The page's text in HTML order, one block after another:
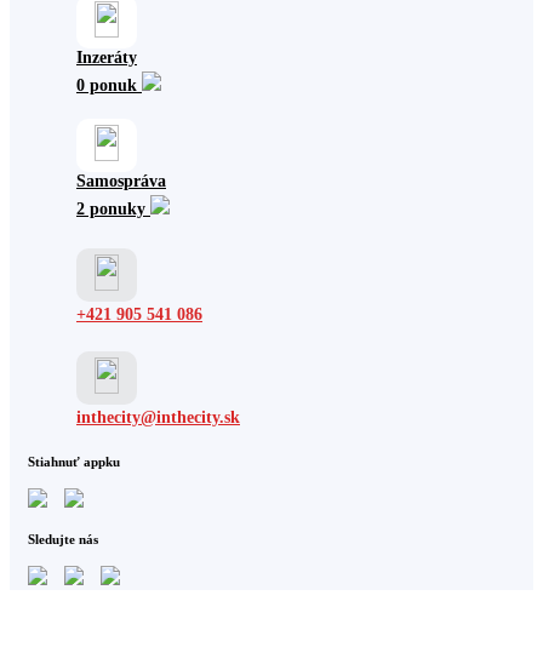
Inzeráty
0 ponuk
Samospráva
2 ponuky
+421 905 541 086
inthecity@inthecity.sk
Stiahnuť appku
Sledujte nás